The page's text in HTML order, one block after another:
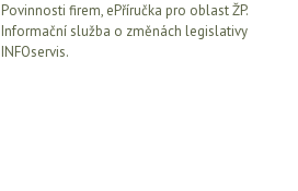
Povinnosti firem, ePříručka pro oblast ŽP.
Informační služba o změnách legislativy
INFOservis.